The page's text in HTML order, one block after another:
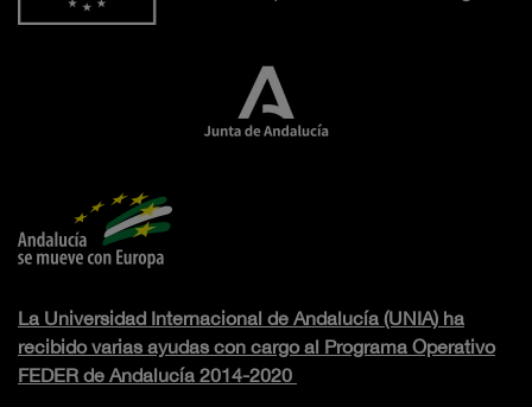
La Universidad Internacional de Andalucía (UNIA) ha
recibido varias ayudas con cargo al Programa Operativo
FEDER de Andalucía 2014-2020